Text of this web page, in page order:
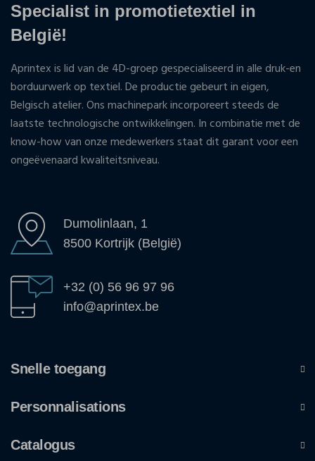
Specialist in promotietextiel in
België!
Aprintex is lid van de 4D-groep gespecialiseerd in alle druk-en
borduurwerk op textiel. De productie gebeurt in eigen,
Belgisch atelier. Ons machinepark incorporeert steeds de
laatste technologische ontwikkelingen. In combinatie met de
know-how van onze medewerkers staat dit garant voor een
ongeëvenaard kwaliteitsniveau.
Dumolinlaan, 1
8500 Kortrijk (België)
+32 (0) 56 96 97 96
info@aprintex.be
Snelle toegang
Personnalisations
Catalogus